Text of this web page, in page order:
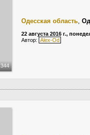
344
Одесская область,
22 августа 2016 г.,
Автор: Alex-Od